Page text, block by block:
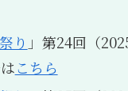
り 」第24回（
こちら